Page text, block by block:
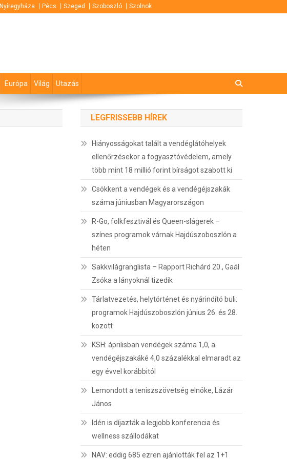
Nyíregyháza Pécs Szeged Szoboszló Szolnok
Európa Világ Utazás
LEGFRISSEBB HÍREK
Hiányosságokat talált a vendéglátóhelyek
ellenőrzésekor a fogyasztóvédelem, amely
több mint 18 millió forint bírságot szabott ki
Csökkent a vendégek és a vendégéjszakák
száma júniusban Magyarországon
R-Go, folkfesztivál és Queen-slágerek –
színes programok várnak Hajdúszoboszlón a
héten
Sakkvilágranglista – Rapport Richárd 20., Gaál
Zsóka a lányoknál tizedik
Tárlatvezetés, helytörténet és nyárindító buli:
programok Hajdúszoboszlón június 26. és 28.
között
KSH: áprilisban vendégek száma 1,0, a
vendégéjszakáké 4,0 százalékkal elmaradt az
egy évvel korábbitól
Lemondott a teniszszövetség elnöke, Lázár
János
Idén is díjazták a legjobb konferencia és
wellness szállodákat
NAV: eddig 685 ezren ajánlották fel az 1+1